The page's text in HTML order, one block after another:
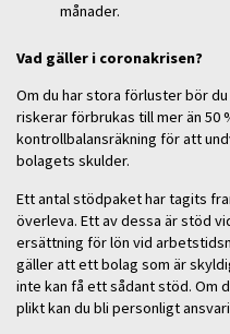
månader.
Vad gäller i coronakrisen?
Om du har stora förluster bör
riskerar förbrukas till mer än 50
kontrollbalansräkning för att
bolagets skulder.
Ett antal stödpaket har tagits
överleva. Ett av dessa är stöd
ersättning för lön vid
gäller att ett bolag som är
inte kan få ett sådant stöd. Om
plikt kan du bli personligt